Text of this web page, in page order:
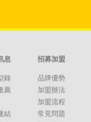
息
錄
薦
結
招募加盟
品牌優勢
加盟辦法
加盟流程
常見問題